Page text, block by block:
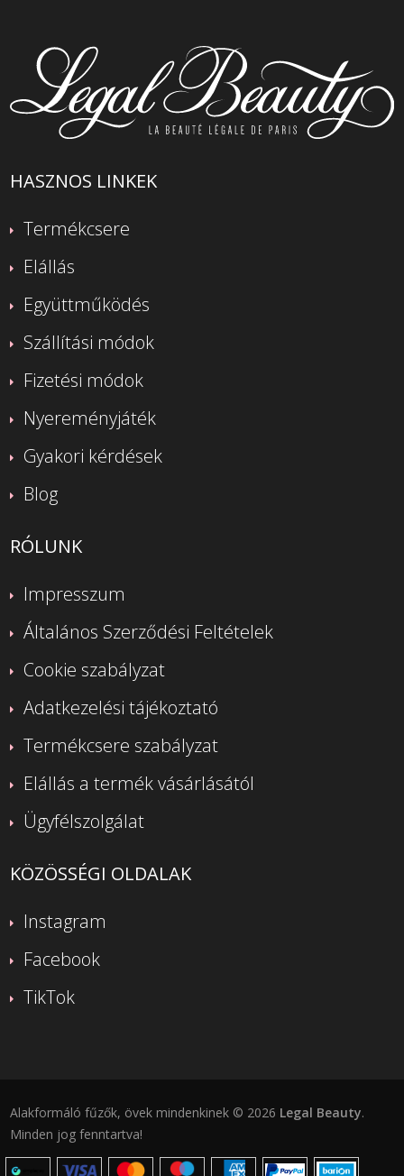
HASZNOS LINKEK
Termékcsere
Elállás
Együttműködés
Szállítási módok
Fizetési módok
Nyereményjáték
Gyakori kérdések
Blog
RÓLUNK
Impresszum
Általános Szerződési Feltételek
Cookie szabályzat
Adatkezelési tájékoztató
Termékcsere szabályzat
Elállás a termék vásárlásától
Ügyfélszolgálat
KÖZÖSSÉGI OLDALAK
Instagram
Facebook
TikTok
Alakformáló fűzők, övek mindenkinek © 2026 Legal Beauty.
Minden jog fenntartva!